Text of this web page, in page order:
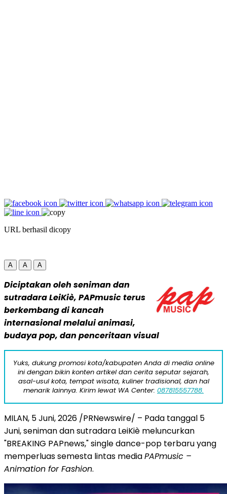
URL berhasil dicopy
A A A
Diciptakan oleh seniman dan
sutradara LeiKiè, PAPmusic terus
berkembang di kancah
internasional melalui animasi,
budaya pop, dan penceritaan visual
Yuks, dukung promosi kota/kabupaten Anda di media online
ini dengan bikin konten artikel dan cerita seputar sejarah,
asal-usul kota, tempat wisata, kuliner tradisional, dan hal
menarik lainnya. Kirim lewat WA Center: 087815557788.
MILAN, 5 Juni, 2026 /PRNewswire/ – Pada tanggal 5
Juni, seniman dan sutradara LeiKiè meluncurkan
"BREAKING PAPnews," single dance-pop terbaru yang
memperluas semesta lintas mediaPAPmusic –
Animation for Fashion.